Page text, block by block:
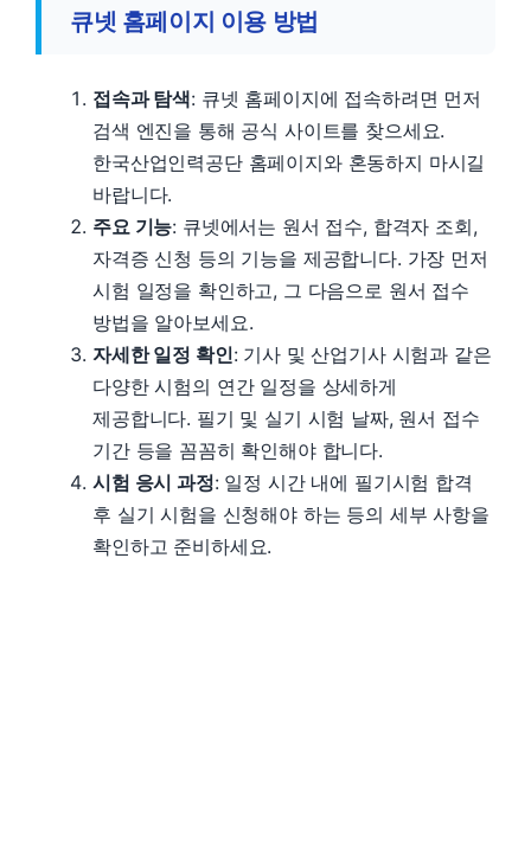
큐넷 홈페이지 이용 방법
접속과 탐색: 큐넷 홈페이지에 접속하려면 먼저
검색 엔진을 통해 공식 사이트를 찾으세요.
한국산업인력공단 홈페이지와 혼동하지 마시길
바랍니다.
주요 기능: 큐넷에서는 원서 접수, 합격자 조회,
자격증 신청 등의 기능을 제공합니다. 가장 먼저
시험 일정을 확인하고, 그 다음으로 원서 접수
방법을 알아보세요.
자세한 일정 확인: 기사 및 산업기사 시험과 같은
다양한 시험의 연간 일정을 상세하게
제공합니다. 필기 및 실기 시험 날짜, 원서 접수
기간 등을 꼼꼼히 확인해야 합니다.
시험 응시 과정: 일정 시간 내에 필기시험 합격
후 실기 시험을 신청해야 하는 등의 세부 사항을
확인하고 준비하세요.